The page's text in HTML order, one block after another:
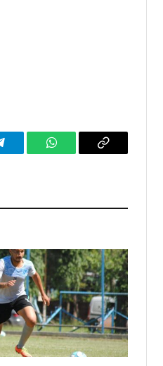
WhatsAppCopy